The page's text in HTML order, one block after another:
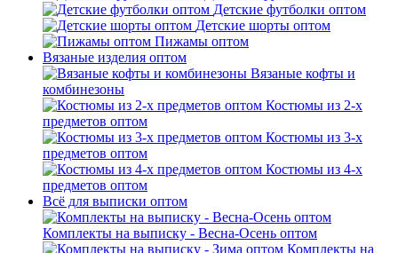
Детские футболки оптом
Детские шорты оптом
Пижамы оптом
Вязаные изделия оптом
Вязаные кофты и
комбинезоны
Костюмы из 2-х
предметов оптом
Костюмы из 3-х
предметов оптом
Костюмы из 4-х
предметов оптом
Всё для выписки оптом
Комплекты на выписку - Весна-Осень оптом
Комплекты на